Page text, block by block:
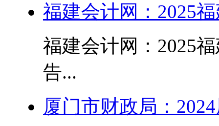
福建会计网：2025
福建会计网：2025
告...
厦门市财政局：